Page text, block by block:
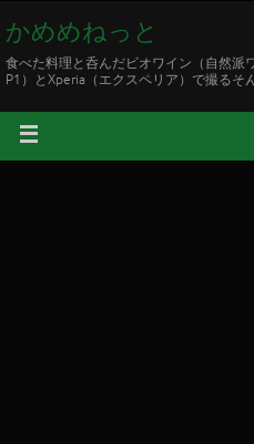
かめめねっと
食べた料理と呑んだビオワイン（自然派
P1）とXperia（エクスペリア）で撮るそ